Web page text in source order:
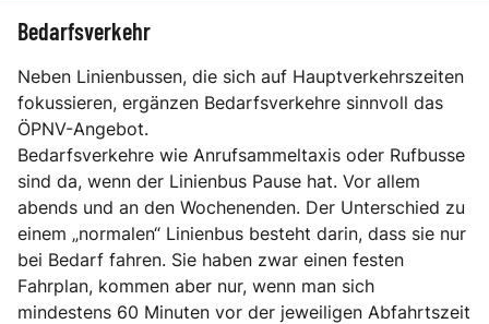
Bedarfsverkehr
Neben Linienbussen, die sich auf Hauptverkehrszeiten
fokussieren, ergänzen Bedarfsverkehre sinnvoll das
ÖPNV-Angebot.
Bedarfsverkehre wie Anrufsammeltaxis oder Rufbusse
sind da, wenn der Linienbus Pause hat. Vor allem
abends und an den Wochenenden. Der Unterschied zu
einem „normalen“ Linienbus besteht darin, dass sie nur
bei Bedarf fahren. Sie haben zwar einen festen
Fahrplan, kommen aber nur, wenn man sich
mindestens 60 Minuten vor der jeweiligen Abfahrtszeit